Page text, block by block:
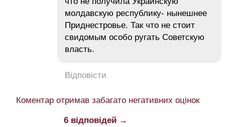
молдавскую республику- нынешнее
Приднестровье. Так что не стоит
свидомым особо ругать Советскую
власть.
Відповісти
Коментар отримав забагато негативних оцінок
6 відповідей →